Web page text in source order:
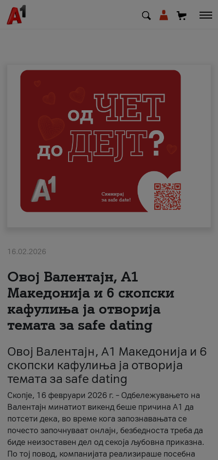
Деловни
Поддршка
Надополни кредит
Плати сметка
#ПодобарОнлајн
16.02.2026
Овој Валентајн, A1
Македонија и 6 скопски
кафулиња ја отворија
темата за safe dating
Овој Валентајн, A1 Македонија и 6
скопски кафулиња ја отворија
темата за safe dating
Скопје, 16 февруари 2026 г. – Одбележувањето на
Валентајн минатиот викенд беше причина А1 да
потсети дека, во време кога запознавањата се
почесто започнуваат онлајн, безбедноста треба да
биде неизоставен дел од секоја љубовна приказна.
По тој повод, компанијата реализираше посебна